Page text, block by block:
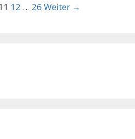
12 … 26 Weiter →